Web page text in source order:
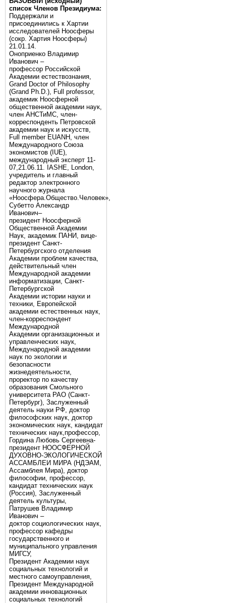
список Членов Президиума:
Поддержали и
присоединились к Хартии
исследователей Ноосферы
(сокр. Хартия Ноосферы)
21.01.14.
Оноприенко Владимир
Иванович –
профессор Российской
Академии естествознания,
Grand Doctor of Philosophy
(Grand Ph.D.), Full professor,
академик Ноосферной
общественной академии наук,
член АНСТиМС, член-
корреспонденть Петровской
академии наук и искусств,
Full member EUANH, член
Международного Союза
экономистов (IUE),
международный эксперт 11-
07,21.06.11. IASHE, London,
учредитель и главный
редактор электронного
научного журнала
«Ноосфера.Общество.Человек»,
Субетто Александр
Иванович–
президент Ноосферной
Общественной Академии
Наук, академик ПАНИ, вице-
президент Санкт-
Петербургского отделения
Академии проблем качества,
действительный член
Международной академии
информатизации, Санкт-
Петербургской
Академии истории науки и
техники, Европейской
академии естественных наук,
член-корреспондент
Международной
Академии организационных и
управленческих наук,
Международной академии
наук по экологии и
безопасности
жизнедеятельности,
проректор по качеству
образования Смольного
университета РАО (Санкт-
Петербург), Заслуженный
деятель науки РФ, доктор
философских наук, доктор
экономических наук, кандидат
технических наук,профессор,
Гордина Любовь Сергеевна-
президент НООСФЕРНОЙ
ДУХОВНО-ЭКОЛОГИЧЕСКОЙ
АССАМБЛЕИ МИРА (НДЭАМ,
Ассамблея Мира), доктор
философии, профессор,
кандидат технических наук
(Россия), Заслуженный
деятель культуры,
Патрушев Владимир
Иванович –
доктор социологических наук,
профессор кафедры
государственного и
муниципального управления
МИГСУ,
Президент Академии наук
социальных технологий и
местного самоуправления,
Президент Международной
академии инновационных
социальных технологий